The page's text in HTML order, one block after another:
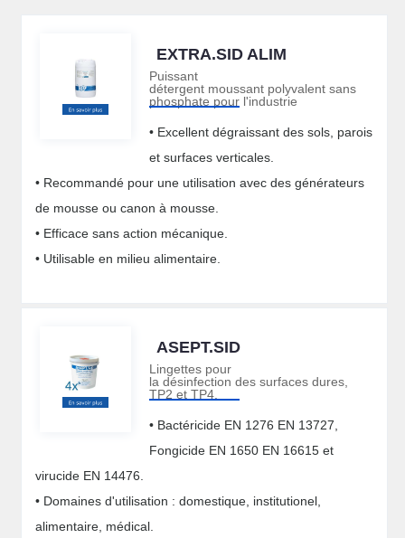
EXTRA.SID ALIM
Puissant
détergent moussant polyvalent sans
phosphate pour l'industrie
• Excellent dégraissant des sols, parois
et surfaces verticales.
• Recommandé pour une utilisation avec des générateurs
de mousse ou canon à mousse.
• Efficace sans action mécanique.
• Utilisable en milieu alimentaire.
ASEPT.SID
Lingettes pour
la désinfection des surfaces dures,
TP2 et TP4.
• Bactéricide EN 1276 EN 13727,
Fongicide EN 1650 EN 16615 et
virucide EN 14476.
• Domaines d'utilisation : domestique, institutionel,
alimentaire, médical.